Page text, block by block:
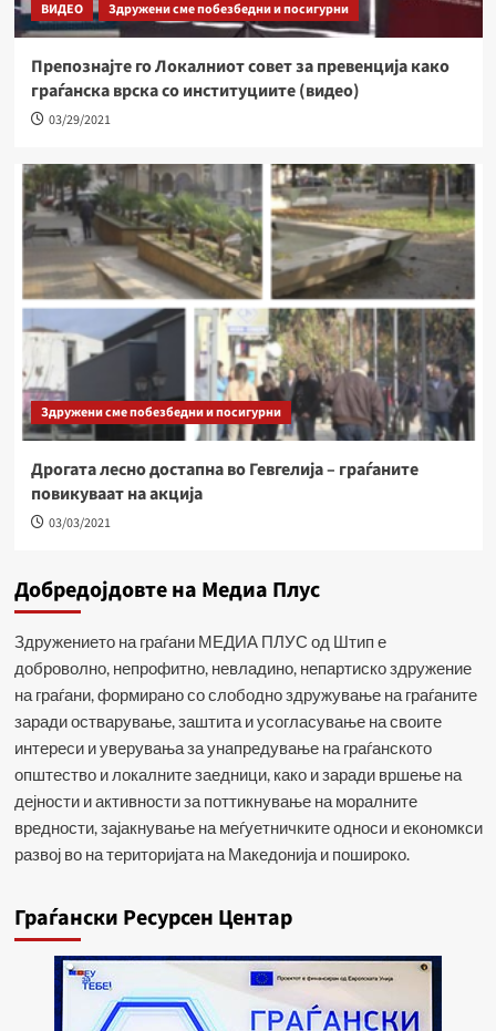
ВИДЕО Здружени сме побезбедни и посигурни
Препознајте го Локалниот совет за превенција како
граѓанска врска со институциите (видео)
03/29/2021
Здружени сме побезбедни и посигурни
Дрогата лесно достапна во Гевгелија – граѓаните
повикуваат на акција
03/03/2021
Добредојдовте на Медиа Плус
Здружението на граѓани МЕДИА ПЛУС од Штип е
доброволно, непрофитно, невладино, непартиско здружение
на граѓани, формирано со слободно здружување на граѓаните
заради остварување, заштита и усогласување на своите
интереси и уверувања за унапредување на граѓанското
општество и локалните заедници, како и заради вршење на
дејности и активности за поттикнување на моралните
вредности, зајакнување на меѓуетничките односи и економкси
развој во на територијата на Македонија и пошироко.
Граѓански Ресурсен Центар